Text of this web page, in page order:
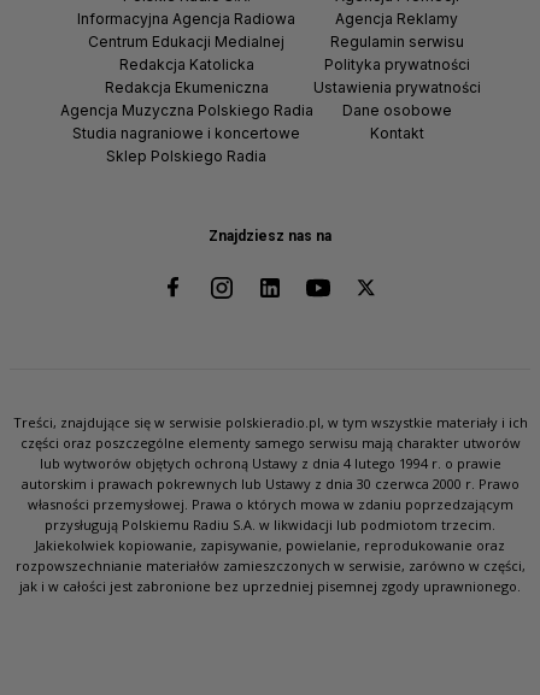
Znajdziesz nas na
Informacyjna Agencja Radiowa
Centrum Edukacji Medialnej
Redakcja Katolicka
Redakcja Ekumeniczna
Agencja Muzyczna Polskiego Radia
Studia nagraniowe i koncertowe
Sklep Polskiego Radia
Agencja Reklamy
Regulamin serwisu
Polityka prywatności
Ustawienia prywatności
Dane osobowe
Kontakt
Treści, znajdujące się w serwisie polskieradio.pl, w tym wszystkie materiały i ich
części oraz poszczególne elementy samego serwisu mają charakter utworów
lub wytworów objętych ochroną Ustawy z dnia 4 lutego 1994 r. o prawie
autorskim i prawach pokrewnych lub Ustawy z dnia 30 czerwca 2000 r. Prawo
własności przemysłowej. Prawa o których mowa w zdaniu poprzedzającym
przysługują Polskiemu Radiu S.A. w likwidacji lub podmiotom trzecim.
Jakiekolwiek kopiowanie, zapisywanie, powielanie, reprodukowanie oraz
rozpowszechnianie materiałów zamieszczonych w serwisie, zarówno w części,
jak i w całości jest zabronione bez uprzedniej pisemnej zgody uprawnionego.